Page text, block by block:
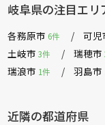
岐阜県の注目エリ
各務原市 6件 可児
土岐市3件 瑞穂市
瑞浪市 1件 羽島市
近隣の都道府県